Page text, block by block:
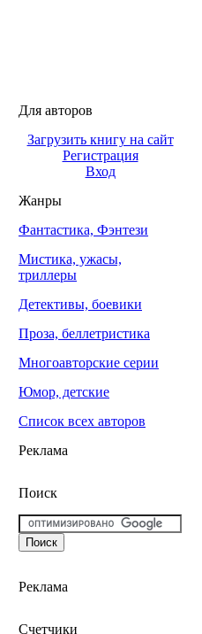
Для авторов
Загрузить книгу на сайт
Регистрация
Вход
Жанры
Фантастика, Фэнтези
Мистика, ужасы,
триллеры
Детективы, боевики
Проза, беллетристика
Многоавторские серии
Юмор, детские
Список всех авторов
Реклама
Поиск
Реклама
Счетчики